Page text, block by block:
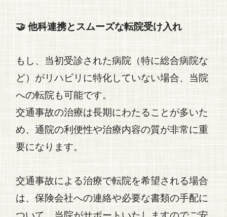
🤝 他科連携とスムーズな転院受け入れ
もし、当初受診された病院（特に総合病院な
ど）がリハビリに特化していない場合、当院
への転院も可能です。
交通事故の治療は長期にわたることが多いた
め、通院の利便性や治療内容の質が非常に重
要になります。
交通事故による治療で転院を希望される場合
は、保険会社への連絡や必要な書類の手配に